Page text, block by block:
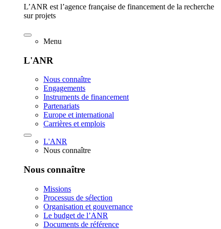
L’ANR est l’agence française de financement de la recherche
sur projets
Menu
L'ANR
Nous connaître
Engagements
Instruments de financement
Partenariats
Europe et international
Carrières et emplois
L'ANR
Nous connaître
Nous connaître
Missions
Processus de sélection
Organisation et gouvernance
Le budget de l’ANR
Documents de référence